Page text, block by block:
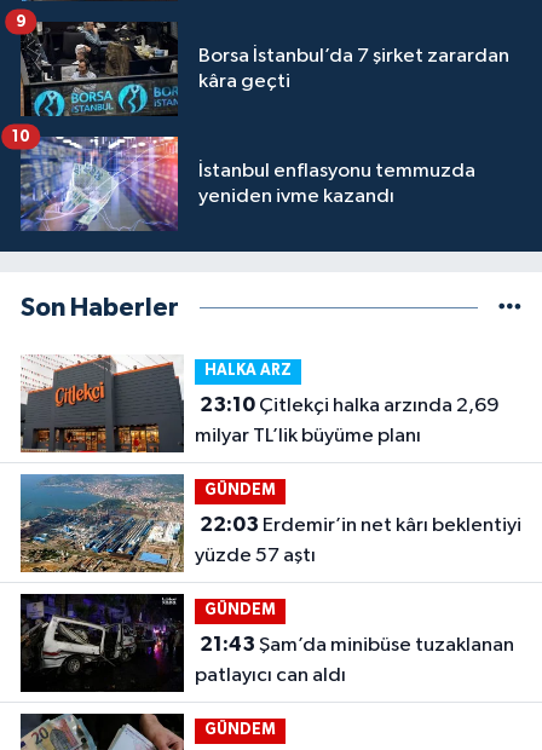
Borsa İstanbul’da 7 şirket zarardan
kâra geçti
9
İstanbul enflasyonu temmuzda
yeniden ivme kazandı
10
Son Haberler
HALKA ARZ
23:10Çitlekçi halka arzında 2,69
milyar TL’lik büyüme planı
GÜNDEM
22:03
yüzde 57 aştı
GÜNDEM
21:43
patlayıcı can aldı
GÜNDEM